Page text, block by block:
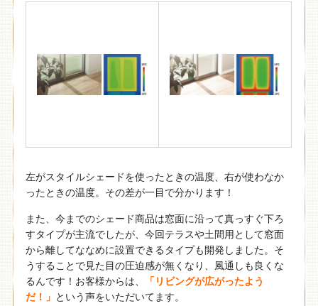
左がスタイルシェードを使ったときの温度、右が使わなか
ったときの温度。その差が一目で分かります！
また、今までのシェード商品は窓面に沿って真っすぐ下ろ
すタイプが主流でしたが、今回テラスや土間用として窓面
から離してななめに設置できるタイプも開発しました。そ
うすることで見た目の圧迫感が無くなり、風通しも良くな
るんです！お客様からは、
「リビングが広がったよう
だ！」 という声をいただいてます。